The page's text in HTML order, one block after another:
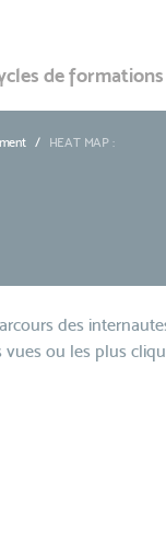
de formations
HEAT MAP :
des
ou les plus